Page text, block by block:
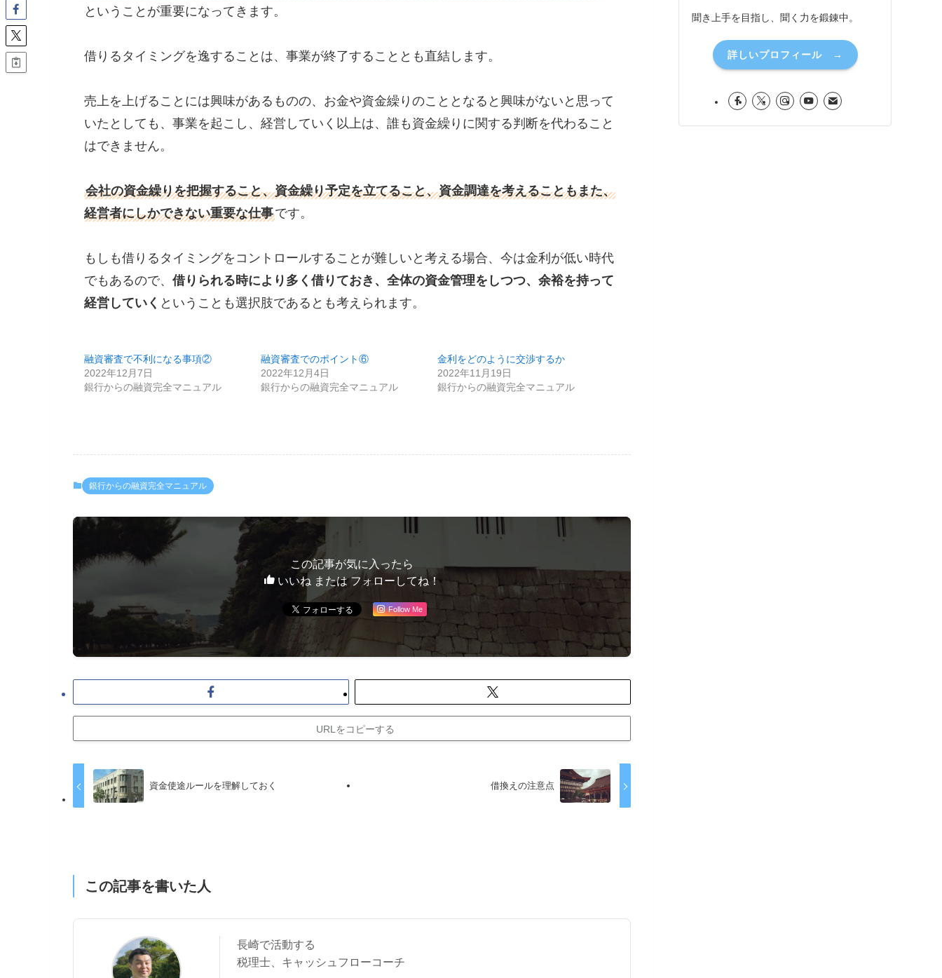
ということが重要になってきます。
借りるタイミングを逸することは、事業が終了することとも直結します。
売上を上げることには興味があるものの、お金や資金繰りのこととなると興味がないと思って
いたとしても、事業を起こし、経営していく以上は、誰も資金繰りに関する判断を代わること
はできません。
会社の資金繰りを把握すること、資金繰り予定を立てること、資金調達を考えることもまた、
経営者にしかできない重要な仕事です。
もしも借りるタイミングをコントロールすることが難しいと考える場合、今は金利が低い時代
でもあるので、 借りられる時により多く借りておき、全体の資金管理をしつつ、余裕を持って
経営していく ということも選択肢であるとも考えられます。
融資審査で不利になる事項②
2022年12月7日
銀行からの融資完全マニュアル
融資審査でのポイント⑥
2022年12月4日
銀行からの融資完全マニュアル
金利をどのように交渉するか
2022年11月19日
銀行からの融資完全マニュアル
銀行からの融資完全マニュアル
この記事が気に入ったら
いいね または フォローしてね！
Follow Me
URLをコピーする
資金使途ルールを理解しておく 借換えの注意点
この記事を書いた人
長崎で活動する
税理士、キャッシュフローコーチ
聞き上手を目指し、聞く力を鍛錬中。
詳しいプロフィール →